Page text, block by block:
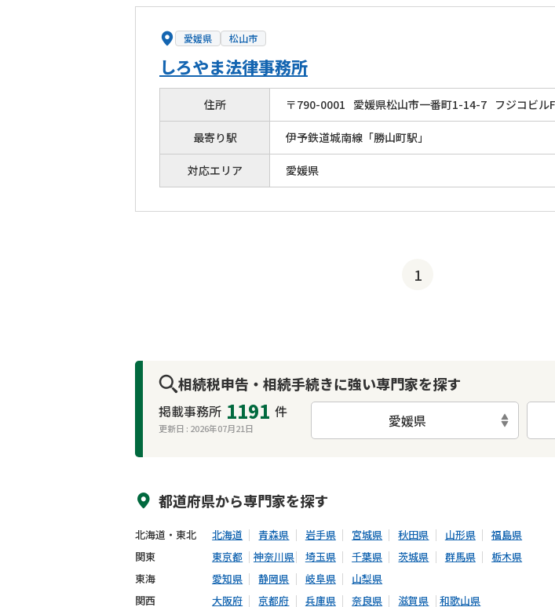
愛媛県 松山市
しろやま法律事務所
住所 〒790-0001 愛媛県松山市一番町1-14-7 フジコビル
最寄り駅 伊予鉄道城南線「勝山町駅」
対応エリア 愛媛県
1
相続税申告・相続手続きに強い専門家を探す
掲載事務所 1191 件
更新日 : 2026年07月21日 愛媛県
都道府県から専門家を探す
北海道・東北 北海道 青森県 岩手県 宮城県 秋田県 山形県
福島県
関東
東京都 神奈川県 埼玉県 千葉県 茨城県 群馬県
栃木県
東海
愛知県 静岡県 岐阜県
山梨県
関西
大阪府 京都府 兵庫県 奈良県 滋賀県 和歌山県